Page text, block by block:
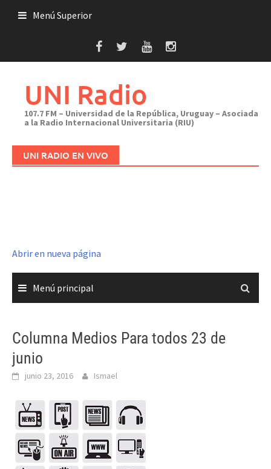
Menú Superior
UNI Radio
107.7 FM – Universidad de la República, Uruguay – Asociada
a la Radio Internacional Universitaria (RIU)
UNI RADIO EN VIVO
Abrir en nueva página
Menú principal
Columna Medios Para todos 23 de
junio
junio 23, 2016 Ismael